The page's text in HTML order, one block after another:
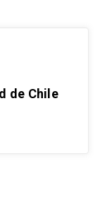
de Chile